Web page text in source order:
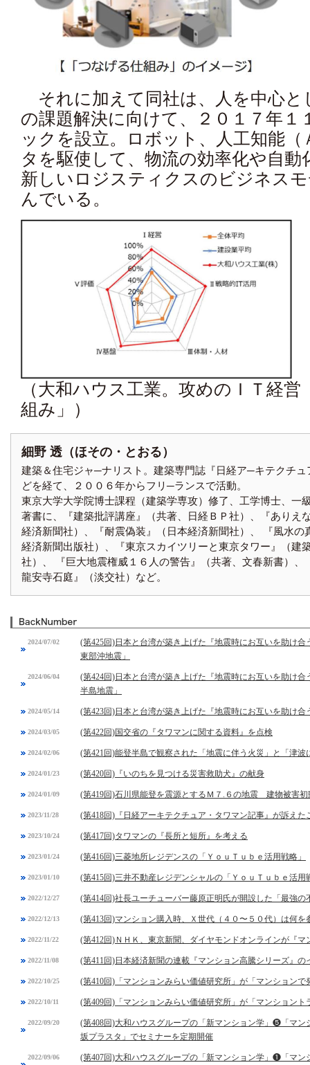
それに加えて同社は、人を中心と
の課題解決に向けて、２０１７年１
ックを設立。ロボット、人工知能
タを駆使して、物流の効率化や自動
新しいロジスティクスのビジネス
んでいる。
（大和ハウス工業。攻めのＩＴ経
組み」）
細野 透（ほその・とおる）
建築＆住宅ジャ─ナリスト。建築専門誌『日経ア─キテクチュ
どを経て、２００６年からフリ─ランスで活動。
東京大学大学院博士課程（建築学専攻）修了、工学博士、一
著書に、『建築批評講座』（共著、日経ＢＰ社）、『ありえ
経済新聞社）、『耐震偽装』（日本経済新聞社）、 『風水の
経済新聞出版社）、『東京スカイツリーと東京タワー』（建
社）、 『巨大地震権威１６人の警告』（共著、文春新書）
龍安寺石庭』（淡交社）など。
2024/07/02
(第425回)日本と台湾が築き上げた『地震時にお互いを助け
東部沖地震」
2024/06/04
(第424回)日本と台湾が築き上げた『地震時にお互いを助け
半島地震」
2024/05/14 (第423回)日本と台湾が築き上げた『地震時にお互いを助け合
2024/03/05 (第422回)国交省の『タワマンに関する資料』を点検
2024/02/06 (第421回)能登半島で観察された「地震に伴う火災」と「津波
2024/01/23 (第420回)『いのちを見つける災害救助犬』の献身
2024/01/09 (第419回)石川県能登を震源とするＭ７.６の地震 建物被害初
2023/11/28 (第418回)『日経アーキテクチュア・タワマン記事』が訴えた
2023/10/24 (第417回)タワマンの『長所と短所』を考える
2023/01/24 (第416回)三菱地所レジデンスの「ＹｏｕＴｕｂｅ活用戦略」
2023/01/10 (第415回)三井不動産レジデンシャルの「ＹｏｕＴｕｂｅ活用
2022/12/27 (第414回)社長ユーチューバー藤原正明氏が開設した「最強の
2022/12/13 (第413回)マンション購入時、Ｘ世代（４０〜５０代）は何を
2022/11/22 (第412回)ＮＨＫ、東京新聞、ダイヤモンドオンラインが『マ
2022/11/08 (第411回)日本経済新聞の連載『マンション高騰シリーズ』の
2022/10/25 (第410回)「マンションみらい価値研究所」が「マンションで
2022/10/11 (第409回)「マンションみらい価値研究所」が「マンショント
2022/09/20
(第408回)大和ハウスグループの「新マンション学」❺「マン
坂プラスタ」でセミナーを定期開催
2022/09/06
(第407回)大和ハウスグループの「新マンション学」❶「マン